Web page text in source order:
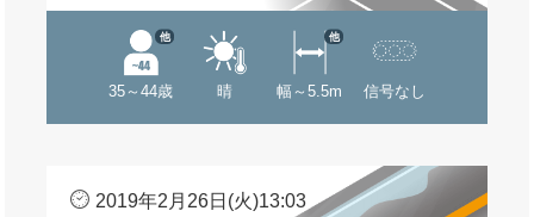
35～44歳
他
晴 幅～5.5m
他
信号なし
2019年2月26日(火)13:03